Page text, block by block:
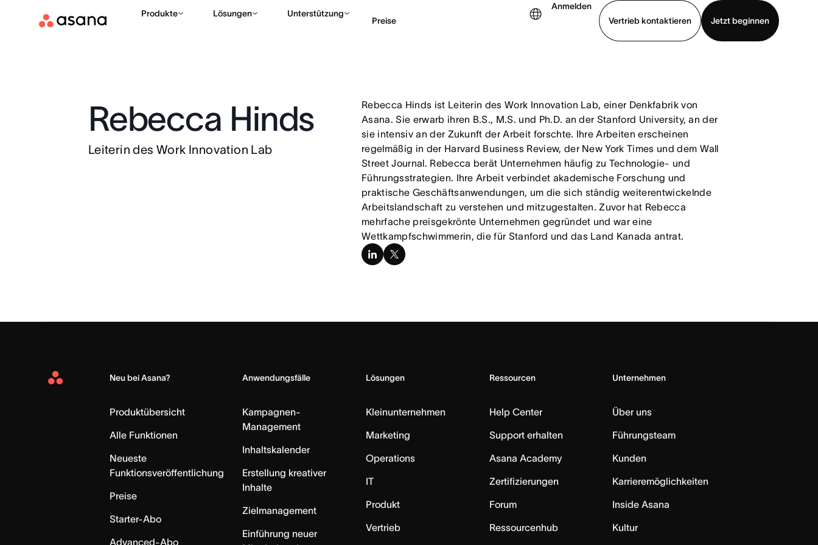
Produkte Lösungen Unterstützung
Preise
Anmelden
Vertrieb kontaktieren
Jetzt beginnen
Rebecca Hinds
Leiterin des Work Innovation Lab
Rebecca Hinds ist Leiterin des Work Innovation Lab, einer Denkfabrik von
Asana. Sie erwarb ihren B.S., M.S. und Ph.D. an der Stanford University, an der
sie intensiv an der Zukunft der Arbeit forschte. Ihre Arbeiten erscheinen
regelmäßig in der Harvard Business Review, der New York Times und dem Wall
Street Journal. Rebecca berät Unternehmen häufig zu Technologie- und
Führungsstrategien. Ihre Arbeit verbindet akademische Forschung und
praktische Geschäftsanwendungen, um die sich ständig weiterentwickelnde
Arbeitslandschaft zu verstehen und mitzugestalten. Zuvor hat Rebecca
mehrfache preisgekrönte Unternehmen gegründet und war eine
Wettkampfschwimmerin, die für Stanford und das Land Kanada antrat.
linkedin
x-
twitter
Asana
Neu bei Asana?
Produktübersicht
Alle Funktionen
Neueste
Funktionsveröffentlichung
Preise
Starter-Abo
Advanced-Abo
Anwendungsfälle
Kampagnen-
Management
Inhaltskalender
Erstellung kreativer
Inhalte
Zielmanagement
Einführung neuer
Lösungen
Kleinunternehmen
Marketing
Operations
IT
Produkt
Vertrieb
Ressourcen
Help Center
Support erhalten
Asana Academy
Zertifizierungen
Forum
Ressourcenhub
Unternehmen
Über uns
Führungsteam
Kunden
Karrieremöglichkeiten
Inside Asana
Kultur